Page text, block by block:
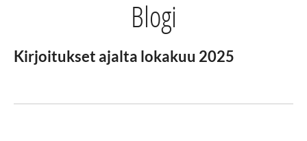
Blogi
Kirjoitukset ajalta lokakuu 2025